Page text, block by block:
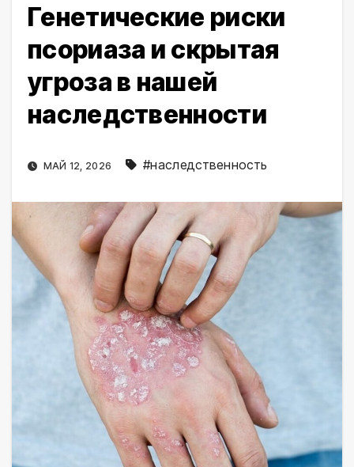
Генетические риски
псориаза и скрытая
угроза в нашей
наследственности
МАЙ 12, 2026 #наследственность